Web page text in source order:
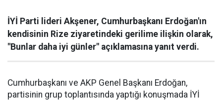
İYİ Parti lideri Akşener, Cumhurbaşkanı Erdoğan'ın
kendisinin Rize ziyaretindeki gerilime ilişkin olarak,
"Bunlar daha iyi günler" açıklamasına yanıt verdi.
Cumhurbaşkanı ve AKP Genel Başkanı Erdoğan,
partisinin grup toplantısında yaptığı konuşmada İYİ